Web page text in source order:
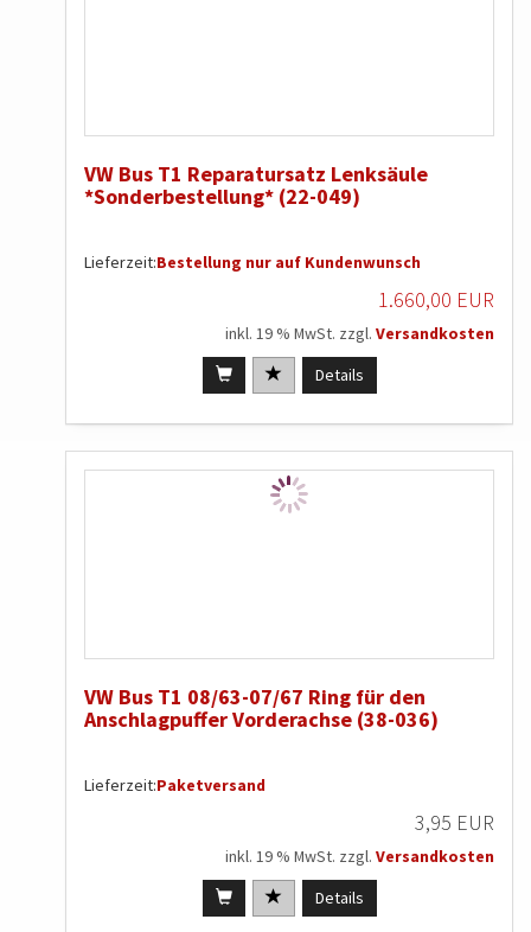
VW Bus T1 Reparatursatz Lenksäule
*Sonderbestellung* (22-049)
Lieferzeit:Bestellung nur auf Kundenwunsch
1.660,00 EUR
inkl. 19 % MwSt. zzgl. Versandkosten
Details
VW Bus T1 08/63-07/67 Ring für den
Anschlagpuffer Vorderachse (38-036)
Lieferzeit:Paketversand
3,95 EUR
inkl. 19 % MwSt. zzgl. Versandkosten
Details